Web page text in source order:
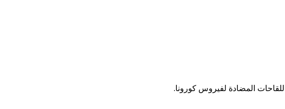
المضادة لفيروس كورونا.